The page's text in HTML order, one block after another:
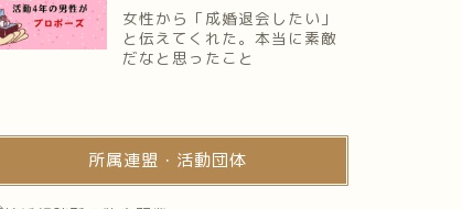
女性から「成婚退会したい」
と伝えてくれた。本当に素敵
だなと思ったこと
所属連盟・活動団体